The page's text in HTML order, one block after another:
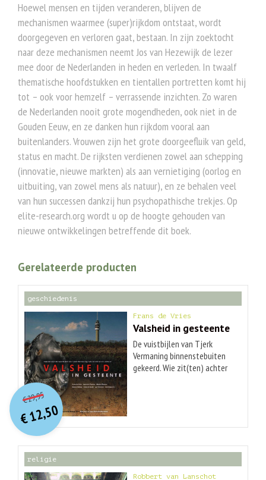
Hoewel mensen en tijden veranderen, blijven de
mechanismen waarmee (super)rijkdom ontstaat, wordt
doorgegeven en verloren gaat, bestaan. In zijn zoektocht
naar deze mechanismen neemt Jos van Hezewijk de lezer
mee door de Nederlanden in heden en verleden. In twaalf
thematische hoofdstukken en tientallen portretten komt hij
tot – ook voor hemzelf – verrassende inzichten. Zo waren
de Nederlanden nooit grote mogendheden, ook niet in de
Gouden Eeuw, en ze danken hun rijkdom vooral aan
buitenlanders. Vrouwen zijn het grote doorgeefluik van geld,
status en macht. De rijksten verdienen zowel aan schepping
(innovatie, nieuwe markten) als aan vernietiging (oorlog en
uitbuiting, van zowel mens als natuur), en ze behalen veel
van hun successen dankzij hun psychopathische trekjes. Op
elite-research.org wordt u op de hoogte gehouden van
nieuwe ontwikkelingen betreffende dit boek.
Gerelateerde producten
geschiedenis
Frans de Vries
Valsheid in gesteente
De vuistbijlen van Tjerk
Vermaning binnenstebuiten
gekeerd. Wie zit(ten) achter
belangstelling. En dat ruim 50
spraakmakende ontdekking:
mammoetjagerskampement
€29,95O
orspr
onkelijke
prijs
was:
€ 29,95.
€12,50
Huidige
prijs
is:€ 12,50.
religie
Robbert van Lanschot